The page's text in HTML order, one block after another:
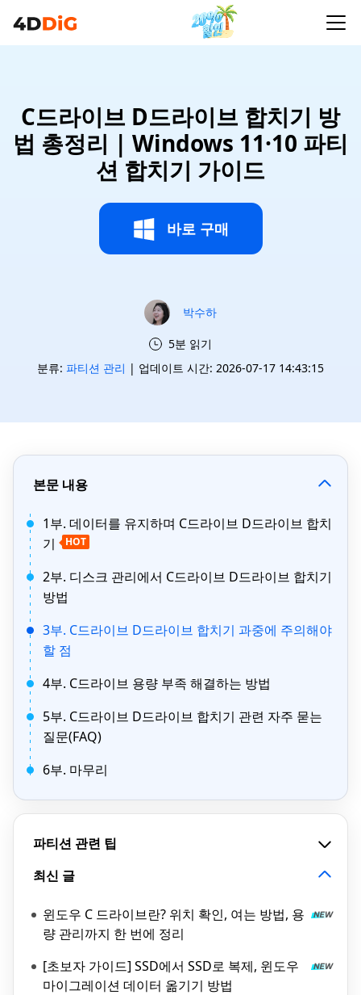
C드라이브 D드라이브 합치기 방
법 총정리 | Windows 11·10 파티
션 합치기 가이드
바로 구매
박수하
5분 읽기
분류: 파티션 관리 | 업데이트 시간: 2026-07-17 14:43:15
본문 내용
1부. 데이터를 유지하며 C드라이브 D드라이브 합치
기
HOT
2부. 디스크 관리에서 C드라이브 D드라이브 합치기
방법
3부. C드라이브 D드라이브 합치기 과중에 주의해야
할 점
4부. C드라이브 용량 부족 해결하는 방법
5부. C드라이브 D드라이브 합치기 관련 자주 묻는
질문(FAQ)
6부. 마무리
파티션 관련 팁
최신 글
윈도우 C 드라이브란? 위치 확인, 여는 방법, 용
량 관리까지 한 번에 정리
[초보자 가이드] SSD에서 SSD로 복제, 윈도우
마이그레이션 데이터 옮기기 방법